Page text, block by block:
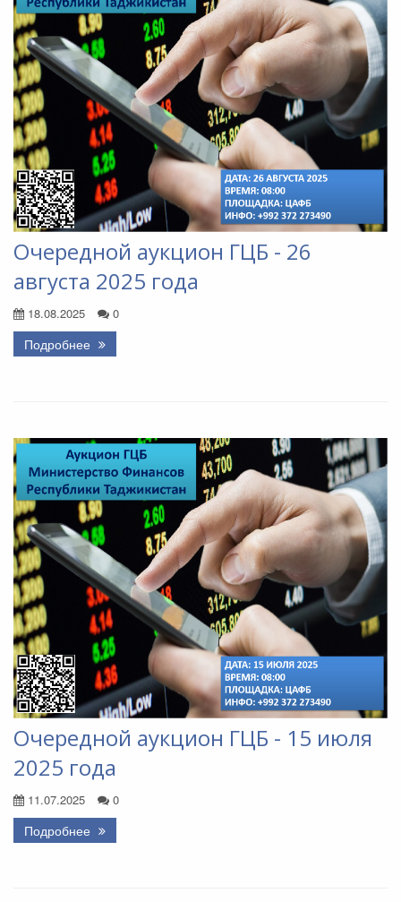
Очередной аукцион ГЦБ - 26
августа 2025 года
18.08.2025 0
Подробнее
Очередной аукцион ГЦБ - 15 июля
2025 года
11.07.2025 0
Подробнее